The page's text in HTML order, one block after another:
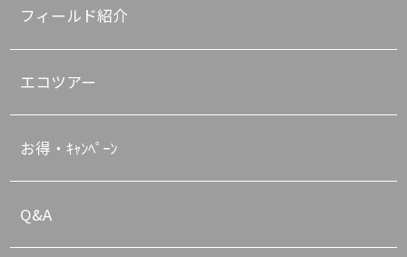
フィールド紹介
エコツアー
お得・ｷｬﾝﾍﾟｰﾝ
Q&A